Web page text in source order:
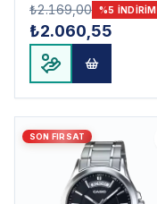
₺2.169,00 %5 INDIRIM
₺2.060,55
SON FIRSAT